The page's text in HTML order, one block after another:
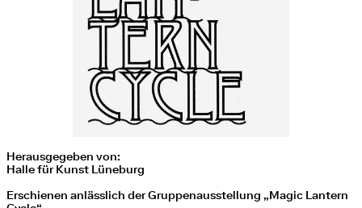
Herausgegeben von:
Halle für Kunst Lüneburg
Erschienen anlässlich der Gruppenausstellung „Magic Lantern